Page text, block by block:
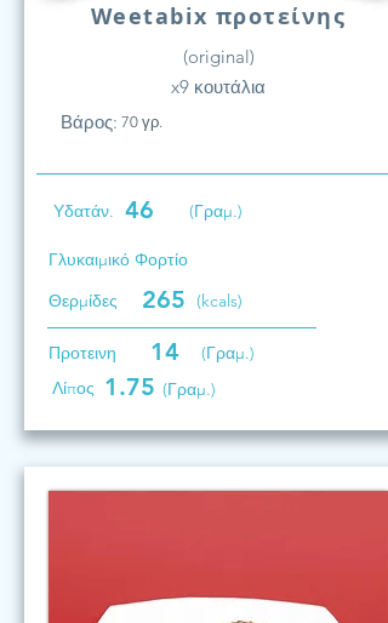
Weetabix προτείνης
(original)
x9 κουτάλια
Βάρος: 70 γρ.
Υδατάν. 46 (Γραμ.)
Γλυκαιμικό Φορτίο
Θερμίδες
265 (kcals)
Προτεινη 14
(Γραμ.)
Λίπος 1.75 (Γραμ.)